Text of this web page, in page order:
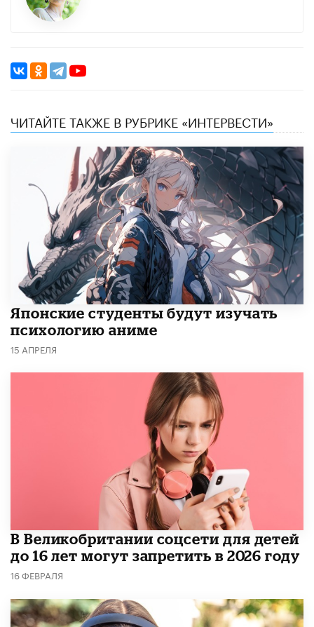
ЧИТАЙТЕ ТАКЖЕ В РУБРИКЕ «ИНТЕРВЕСТИ»
Японские студенты будут изучать
психологию аниме
15 АПРЕЛЯ
В Великобритании соцсети для детей
до 16 лет могут запретить в 2026 году
16 ФЕВРАЛЯ